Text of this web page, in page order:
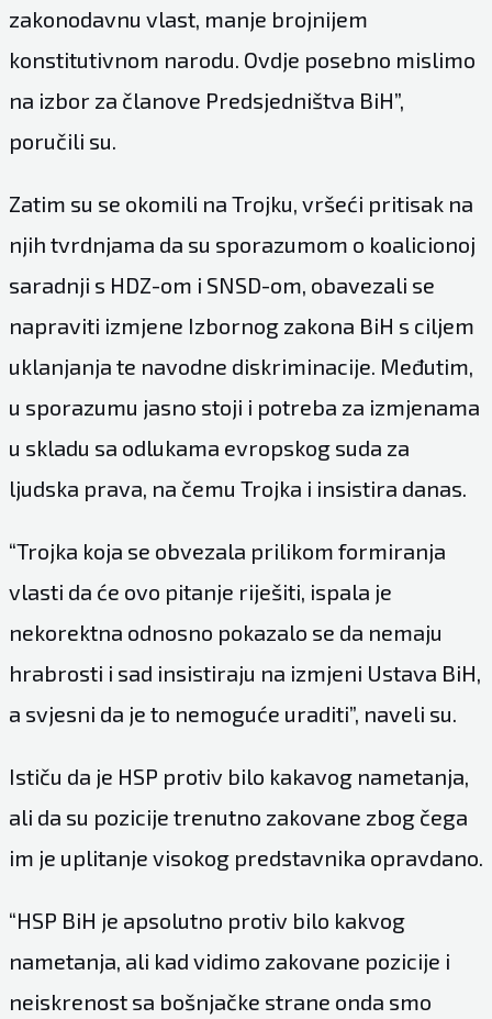
zakonodavnu vlast, manje brojnijem
konstitutivnom narodu. Ovdje posebno mislimo
na izbor za članove Predsjedništva BiH”,
poručili su.
Zatim su se okomili na Trojku, vršeći pritisak na
njih tvrdnjama da su sporazumom o koalicionoj
saradnji s HDZ-om i SNSD-om, obavezali se
napraviti izmjene Izbornog zakona BiH s ciljem
uklanjanja te navodne diskriminacije. Međutim,
u sporazumu jasno stoji i potreba za izmjenama
u skladu sa odlukama evropskog suda za
ljudska prava, na čemu Trojka i insistira danas.
“Trojka koja se obvezala prilikom formiranja
vlasti da će ovo pitanje riješiti, ispala je
nekorektna odnosno pokazalo se da nemaju
hrabrosti i sad insistiraju na izmjeni Ustava BiH,
a svjesni da je to nemoguće uraditi”, naveli su.
Ističu da je HSP protiv bilo kakavog nametanja,
ali da su pozicije trenutno zakovane zbog čega
im je uplitanje visokog predstavnika opravdano.
“HSP BiH je apsolutno protiv bilo kakvog
nametanja, ali kad vidimo zakovane pozicije i
neiskrenost sa bošnjačke strane onda smo